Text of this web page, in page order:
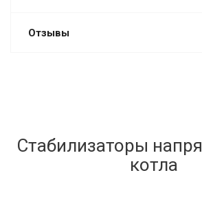
Отзывы
Стабилизаторы
котла